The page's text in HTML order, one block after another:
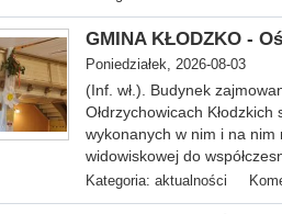
GMINA KŁODZKO -
Poniedziałek, 2026-08-03
(Inf. wł.). Budynek
Ołdrzychowicach Kłodzkich
wykonanych w nim i na nim
widowiskowej do
Kategoria: aktualności